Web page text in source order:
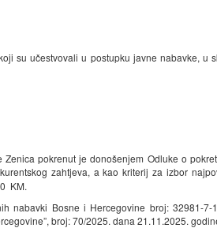
su učestvovali u postupku javne nabavke, u
pokrenut je donošenjem Odluke o
zahtjeva, a kao kriterij za izbor
KM.
Bosne i Hercegovine broj: 32981-7-
broj: 70/2025. dana 21.11.2025.